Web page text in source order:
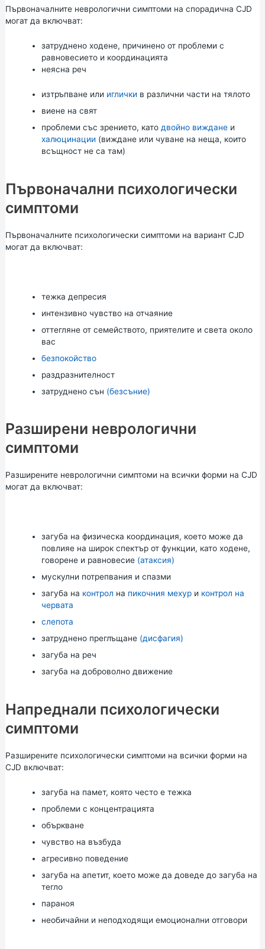
Първоначалните неврологични симптоми на спорадична CJD
могат да включват:
затруднено ходене, причинено от проблеми с
равновесието и координацията
неясна реч
изтръпване или иглички в различни части на тялото
виене на свят
проблеми със зрението, като двойно вижданеи
халюцинации (виждане или чуване на неща, които
всъщност не са там)
Първоначални психологически
симптоми
Първоначалните психологически симптоми на вариант CJD
могат да включват:
тежка депресия
интензивно чувство на отчаяние
оттегляне от семейството, приятелите и света около
вас
безпокойство
раздразнителност
затруднено сън (безсъние)
Разширени неврологични
симптоми
Разширените неврологични симптоми на всички форми на CJD
могат да включват:
загуба на физическа координация, което може да
повлияе на широк спектър от функции, като ходене,
говорене и равновесие (атаксия)
мускулни потрепвания и спазми
загуба на контрол на пикочния мехури контрол на
червата
слепота
затруднено преглъщане (дисфагия)
загуба на реч
загуба на доброволно движение
Напреднали психологически
симптоми
Разширените психологически симптоми на всички форми на
CJD включват:
загуба на памет, която често е тежка
проблеми с концентрацията
объркване
чувство на възбуда
агресивно поведение
загуба на апетит, което може да доведе до загуба на
тегло
параноя
необичайни и неподходящи емоционални отговори